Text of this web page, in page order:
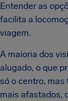
Entender as
facilita a
viagem.
A maioria dos
alugado, o que
só o centro,
mais afastados,